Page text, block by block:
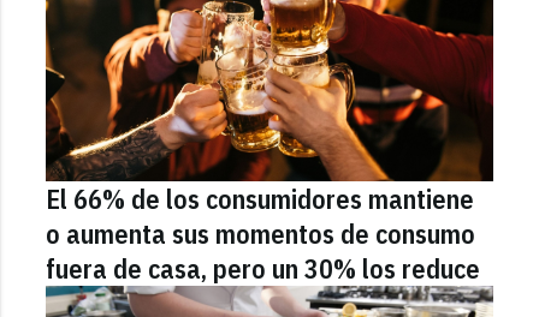
El 66% de los consumidores mantiene
o aumenta sus momentos de consumo
fuera de casa, pero un 30% los reduce